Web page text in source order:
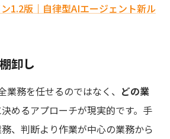
1.2版｜自律型AIエージェント新ル
卸し
務を任せるのではなく、 どの業
めるアプローチが現実的です。手
、判断より作業が中心の業務から